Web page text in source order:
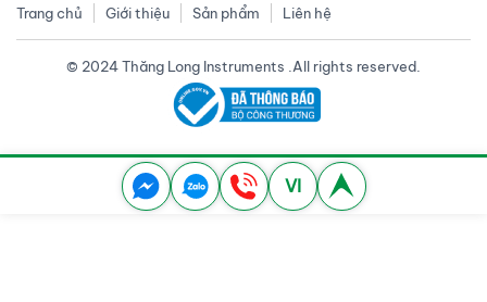
Trang chủ Giới thiệu Sản phẩm Liên hệ
© 2024 Thăng Long Instruments .All rights reserved.
VI